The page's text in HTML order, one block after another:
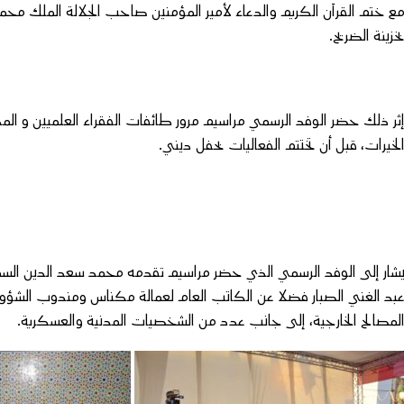
مع ختم القرآن الكريم والدعاء لأمير المؤمنين صاحب الجلالة
بخزينة الضريح.
إثر ذلك حضر الوفد الرسمي مراسيم مرور طائفات الفقراء العلميين و
الخيرات، قبل أن تختتم الفعاليات بحفل ديني.
يشار إلى الوفد الرسمي الذي حضر مراسيم تقدمه محمد سعد الدين
عبد الغني الصبار فضلا عن الكاتب العام لعمالة مكناس ومندوب
المصالح الخارجية، إلى جانب عدد من الشخصيات المدنية والعسكرية.